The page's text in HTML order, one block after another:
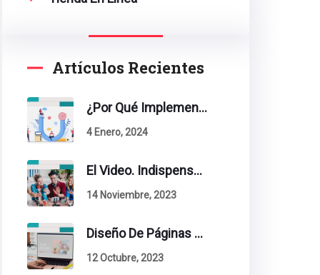
Artículos Recientes
¿Por Qué Implementar La Metodología Inbound Marketing En Tu Empresa?
4 Enero, 2024
El Video. Indispensable En Tu Estrategia De Contenidos.
14 Noviembre, 2023
Diseño De Páginas Web. Esto Debe Tener Un Sitio Exitoso.
12 Octubre, 2023